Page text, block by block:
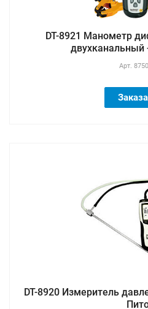
DT-8921 Манометр
двухканальный
Арт.
DT-8920 Измеритель